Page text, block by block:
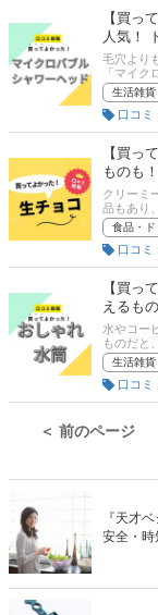
のは？・
なのは？
＆ランキ
【買っ
人気！
毛穴より
「マイク
の水流モ
やジョイ
ストアで
すさなど
記事では
いる方
品の口コ
ントも
ださい！
生活雑
口コミ
【買っ
ものも！
クリーミ
品もあり
ただ、ホ
迷ってし
「買って
ん、コス
ので、各
食品・ド
口コミ
【買っ
えるも
水やコー
ものだと
なく、炭
先で活躍
ター、ド
のしやす
すめする
もちろん
ポイント
生活雑
口コミ
＜ 前のページ
『天才
安全・時